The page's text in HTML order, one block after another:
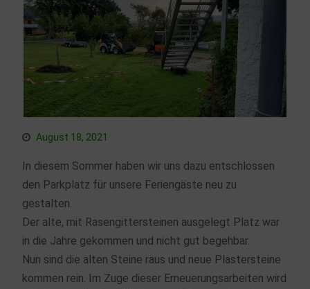
August 18, 2021
In diesem Sommer haben wir uns dazu entschlossen
den Parkplatz für unsere Feriengäste neu zu
gestalten.
Der alte, mit Rasengittersteinen ausgelegt Platz war
in die Jahre gekommen und nicht gut begehbar.
Nun sind die alten Steine raus und neue Plastersteine
kommen rein. Im Zuge dieser Erneuerungsarbeiten wird